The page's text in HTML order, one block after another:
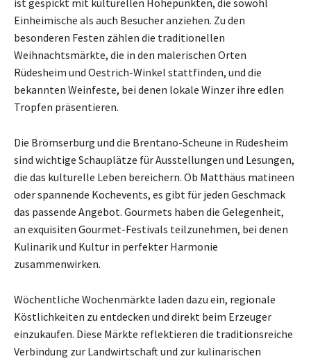
ist gespickt mit kulturellen Höhepunkten, die sowohl
Einheimische als auch Besucher anziehen. Zu den
besonderen Festen zählen die traditionellen
Weihnachtsmärkte, die in den malerischen Orten
Rüdesheim und Oestrich-Winkel stattfinden, und die
bekannten Weinfeste, bei denen lokale Winzer ihre edlen
Tropfen präsentieren.
Die Brömserburg und die Brentano-Scheune in Rüdesheim
sind wichtige Schauplätze für Ausstellungen und Lesungen,
die das kulturelle Leben bereichern. Ob Matthäus matineen
oder spannende Kochevents, es gibt für jeden Geschmack
das passende Angebot. Gourmets haben die Gelegenheit,
an exquisiten Gourmet-Festivals teilzunehmen, bei denen
Kulinarik und Kultur in perfekter Harmonie
zusammenwirken.
Wöchentliche Wochenmärkte laden dazu ein, regionale
Köstlichkeiten zu entdecken und direkt beim Erzeuger
einzukaufen. Diese Märkte reflektieren die traditionsreiche
Verbindung zur Landwirtschaft und zur kulinarischen